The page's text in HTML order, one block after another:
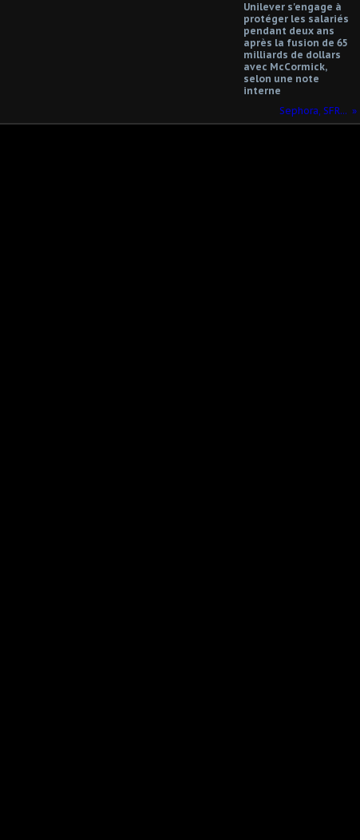
Unilever s'engage à
protéger les salariés
pendant deux ans
après la fusion de 65
milliards de dollars
avec McCormick,
selon une note
interne
Sephora, SFR...